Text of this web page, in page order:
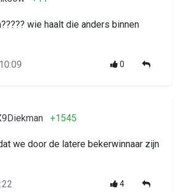
wie haalt die anders binnen
0
+1545
we door de latere bekerwinnaar zijn
4